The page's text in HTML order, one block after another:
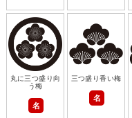
丸に三つ盛り向
う梅
名
三つ盛り香い梅
名